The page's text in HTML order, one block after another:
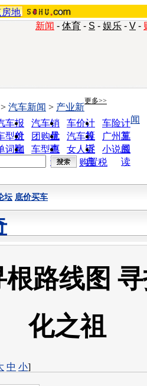
地
新闻 - 体育 - S - 娱乐 - V -
更多>>
车报
价
汽车销
量
车价计
算
车险计
算
型对
比
团购优
惠
汽车投
诉
广州车
展
词翻
车型查
询
女人宝
典
小说阅
读
> 汽车新闻 > 产业新
闻
购置税
坛 底价买车
路线图
化之祖
中 小]